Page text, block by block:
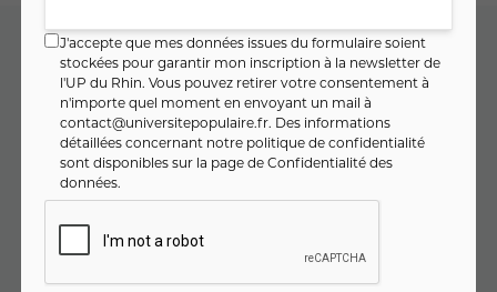
Code cours : 10GU0937
Je réserve ma séance d'essai
Inscrivez-vous en toute sérénité : en cas d’annulation du
La cotisation sera éventuellement ajoutée au montant de
l'activité une fois que vous vous serez connecté à votre
compte et si vous n'êtes pas à jour de cotisation
J'accepte que mes données issues du formulaire soient
stockées pour garantir mon inscription à la newsletter de
l'UP du Rhin. Vous pouvez retirer votre consentement à
n'importe quel moment en envoyant un mail à
contact@universitepopulaire.fr. Des informations
détaillées concernant notre politique de confidentialité
sont disponibles sur la page deConfidentialité des
données.